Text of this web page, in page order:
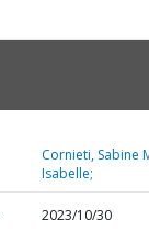
Cornieti, Sabine
Isabelle;
2023/10/30